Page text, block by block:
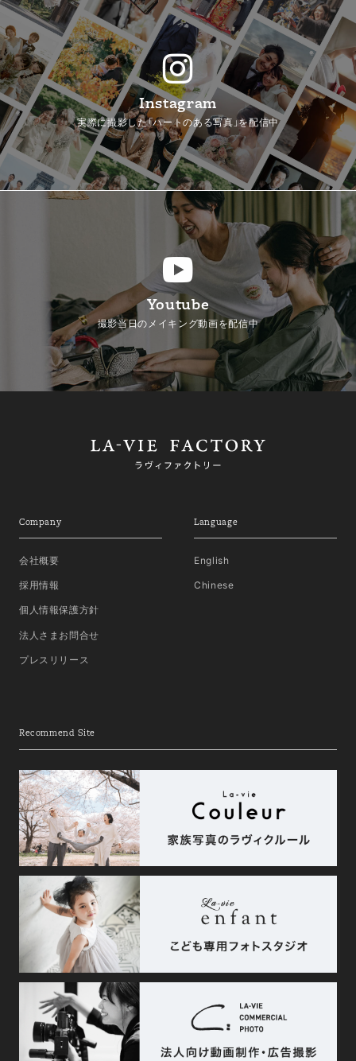
Instagram
実際に撮影した「ハートのある写真」を配信中
Youtube
撮影当日のメイキング動画を配信中
Company
会社概要
採用情報
個人情報保護方針
法人さまお問合せ
プレスリリース
Language
English
Chinese
Recommend Site